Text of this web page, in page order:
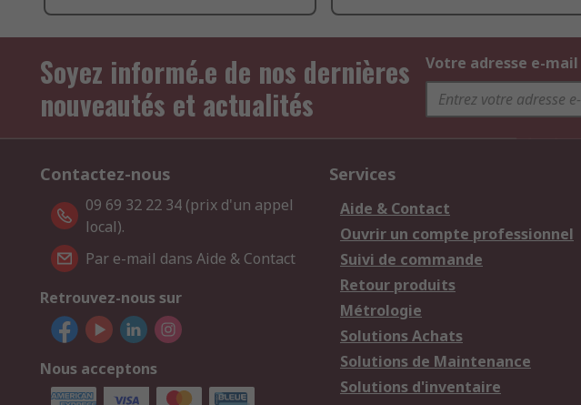
Soyez informé.e de nos dernières
nouveautés et actualités
Votre adresse e-mail
Contactez-nous
09 69 32 22 34 (prix d'un appel
local).
Par e-mail dans Aide & Contact
Retrouvez-nous sur
Nous acceptons
Services
Aide & Contact
Ouvrir un compte professionnel
Suivi de commande
Retour produits
Métrologie
Solutions Achats
Solutions de Maintenance
Solutions d'inventaire